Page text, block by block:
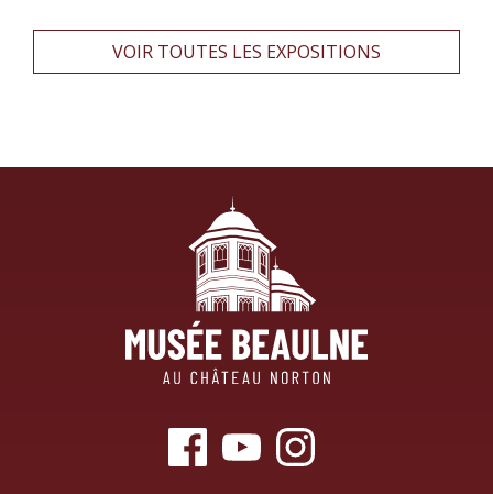
VOIR TOUTES LES EXPOSITIONS